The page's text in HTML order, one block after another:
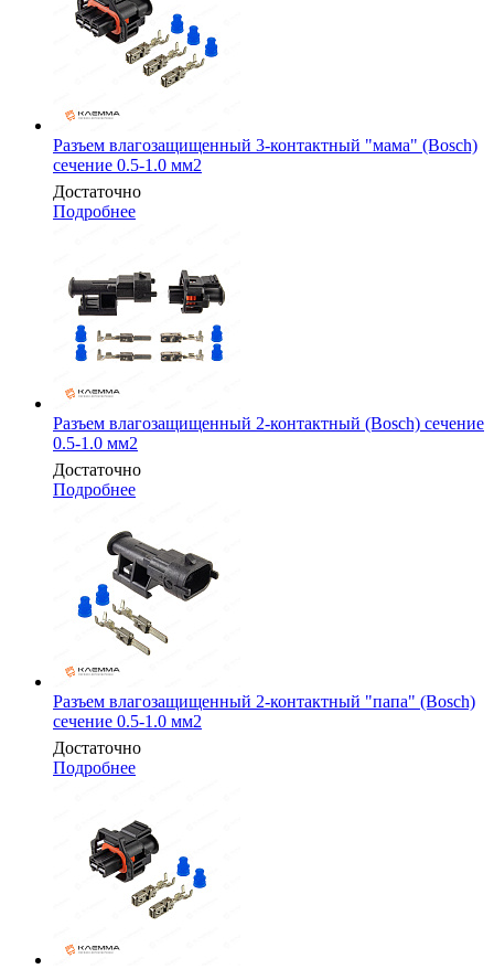
Разъем влагозащищенный 3-контактный "мама" (Bosch)
сечение 0.5-1.0 мм2
Достаточно
Подробнее
Разъем влагозащищенный 2-контактный (Bosch) сечение
0.5-1.0 мм2
Достаточно
Подробнее
Разъем влагозащищенный 2-контактный "папа" (Bosch)
сечение 0.5-1.0 мм2
Достаточно
Подробнее